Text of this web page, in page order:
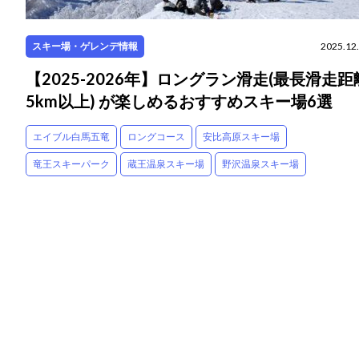
【2025-2026年】ロングラン滑走(最長滑走距
5km以上) が楽しめるおすすめスキー場6選
スキー場・ゲレンデ情報
エイブル白馬五竜 ロングコース 安比高原スキー場
竜王スキーパーク 蔵王温泉スキー場 野沢温泉スキー場